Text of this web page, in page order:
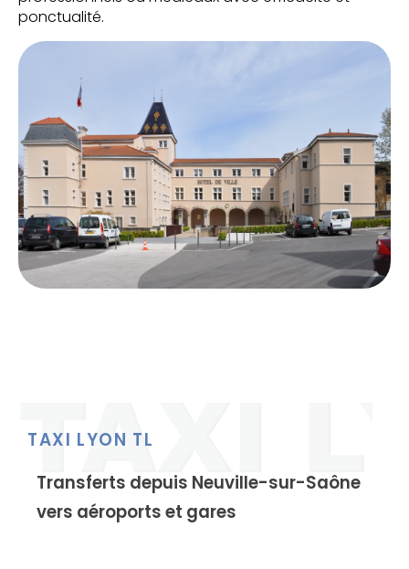
ponctualité.
TAXI LYON TL
Transferts depuis Neuville-sur-Saône
vers aéroports et gares